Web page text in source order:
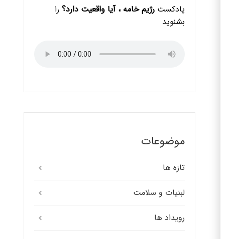
پادکست رژیم خامه ، آیا واقعیت دارد؟ را
بشنوید
موضوعات
تازه ها
لبنیات و سلامت
رویداد ها